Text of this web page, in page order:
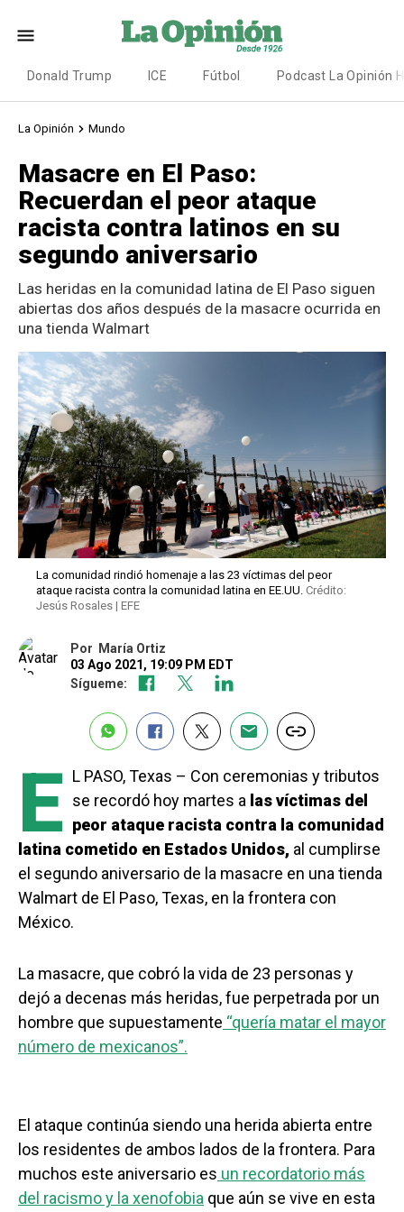
Donald Trump ICE Fútbol Podcast La Opinión
La Opinión Mundo
Masacre en El Paso:
Recuerdan el peor ataque
racista contra latinos en su
segundo aniversario
Las heridas en la comunidad latina de El Paso siguen
abiertas dos años después de la masacre ocurrida en
una tienda Walmart
La comunidad rindió homenaje a las 23 víctimas del peor
ataque racista contra la comunidad latina en EE.UU. Crédito:
Jesús Rosales | EFE
Por
María Ortiz
03 Ago 2021, 19:09 PM EDT
Sígueme:
E L PASO, Texas – Con ceremonias y tributos
se recordó hoy martes a las víctimas del
peor ataque racista contra la comunidad
latina cometido en Estados Unidos, al cumplirse
el segundo aniversario de la masacre en una tienda
Walmart de El Paso, Texas, en la frontera con
México.
La masacre, que cobró la vida de 23 personas y
dejó a decenas más heridas, fue perpetrada por un
hombre que supuestamente “quería matar el mayor
número de mexicanos”.
El ataque continúa siendo una herida abierta entre
los residentes de ambos lados de la frontera. Para
muchos este aniversario es un recordatorio más
del racismo y la xenofobia que aún se vive en esta